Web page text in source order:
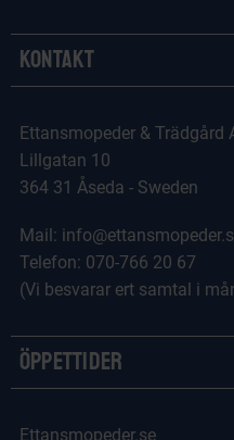
Kontakt
Ettansmopeder & Trädgård
Lillgatan 10
364 31 Åseda - Sweden
Mail:
Telefon: 070-766 20 67
(Vi besvarar ert samtal i
Öppettider
Ettansmopeder.se